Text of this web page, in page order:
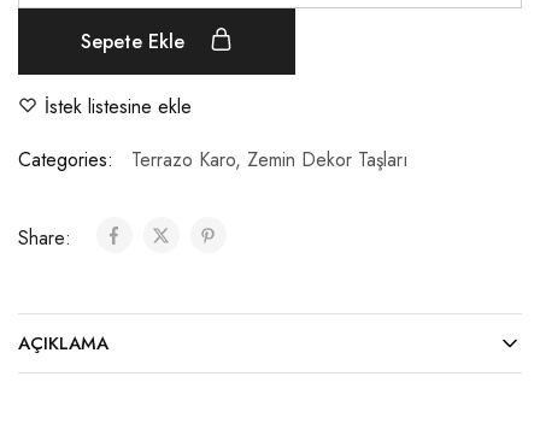
Sepete Ekle
İstek listesine ekle
Categories:
Terrazo Karo, Zemin Dekor Taşları
Share:
AÇIKLAMA